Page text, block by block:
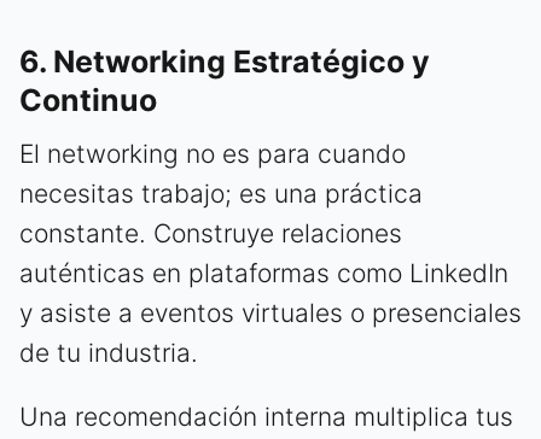
6. Networking Estratégico y
Continuo
El networking no es para cuando
necesitas trabajo; es una práctica
constante. Construye relaciones
auténticas en plataformas como LinkedIn
y asiste a eventos virtuales o presenciales
de tu industria.
Una recomendación interna multiplica tus